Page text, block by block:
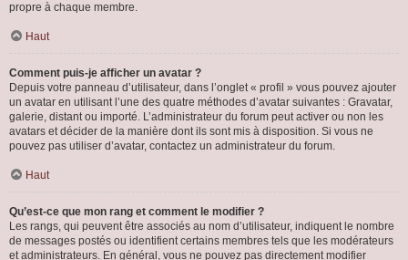
propre à chaque membre.
Haut
Comment puis-je afficher un avatar ?
Depuis votre panneau d’utilisateur, dans l’onglet « profil » vous pouvez ajouter
un avatar en utilisant l’une des quatre méthodes d’avatar suivantes : Gravatar,
galerie, distant ou importé. L’administrateur du forum peut activer ou non les
avatars et décider de la manière dont ils sont mis à disposition. Si vous ne
pouvez pas utiliser d’avatar, contactez un administrateur du forum.
Haut
Qu’est-ce que mon rang et comment le modifier ?
Les rangs, qui peuvent être associés au nom d’utilisateur, indiquent le nombre
de messages postés ou identifient certains membres tels que les modérateurs
et administrateurs. En général, vous ne pouvez pas directement modifier